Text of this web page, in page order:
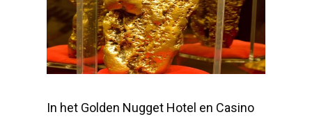
In het Golden Nugget Hotel en Casino